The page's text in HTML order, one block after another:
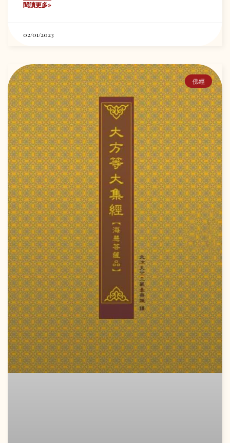
閱讀更多»
02/01/2023
佛經